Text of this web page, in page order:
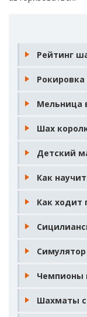
Рейтинг
Мельница
Шах
Детский
Как
Как ходит
Чемпионы
Шахматы